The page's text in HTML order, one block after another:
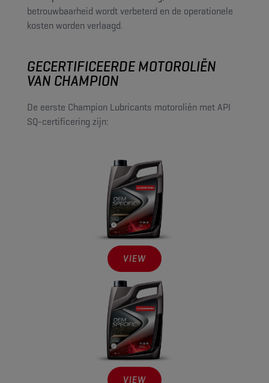
betrouwbaarheid wordt verbeterd en de operationele
kosten worden verlaagd.
GECERTIFICEERDE MOTOROLIËN
VAN CHAMPION
De eerste Champion Lubricants motoroliën met API
SQ-certificering zijn:
VIEW
VIEW